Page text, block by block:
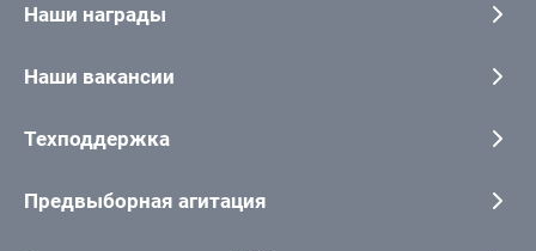
Наши награды
Наши вакансии
Техподдержка
Предвыборная агитация